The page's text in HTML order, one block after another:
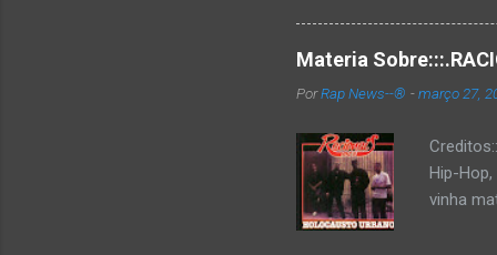
Materia
PorRap News--® -março 27,
Hip-
vinha